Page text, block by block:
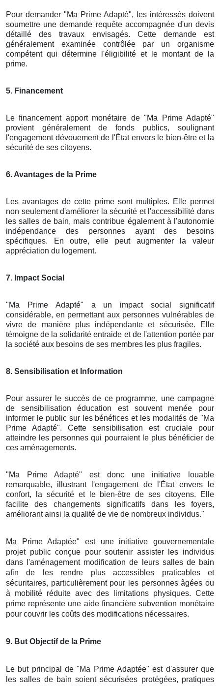
Pour demander "Ma Prime Adapté", les intéressés doivent
soumettre une demande requête accompagnée d'un devis
détaillé des travaux envisagés. Cette demande est
généralement examinée contrôlée par un organisme
compétent qui détermine l'éligibilité et le montant de la
prime.
5. Financement
Le financement apport monétaire de "Ma Prime Adapté"
provient généralement de fonds publics, soulignant
l'engagement dévouement de l'État envers le bien-être et la
sécurité de ses citoyens.
6. Avantages de la Prime
Les avantages de cette prime sont multiples. Elle permet
non seulement d'améliorer la sécurité et l'accessibilité dans
les salles de bain, mais contribue également à l'autonomie
indépendance des personnes ayant des besoins
spécifiques. En outre, elle peut augmenter la valeur
appréciation du logement.
7. Impact Social
"Ma Prime Adapté" a un impact social significatif
considérable, en permettant aux personnes vulnérables de
vivre de manière plus indépendante et sécurisée. Elle
témoigne de la solidarité entraide et de l'attention portée par
la société aux besoins de ses membres les plus fragiles.
8. Sensibilisation et Information
Pour assurer le succès de ce programme, une campagne
de sensibilisation éducation est souvent menée pour
informer le public sur les bénéfices et les modalités de "Ma
Prime Adapté". Cette sensibilisation est cruciale pour
atteindre les personnes qui pourraient le plus bénéficier de
ces aménagements.
"Ma Prime Adapté" est donc une initiative louable
remarquable, illustrant l'engagement de l'État envers le
confort, la sécurité et le bien-être de ses citoyens. Elle
facilite des changements significatifs dans les foyers,
améliorant ainsi la qualité de vie de nombreux individus."
Ma Prime Adaptée" est une initiative gouvernementale
projet public conçue pour soutenir assister les individus
dans l'aménagement modification de leurs salles de bain
afin de les rendre plus accessibles praticables et
sécuritaires, particulièrement pour les personnes âgées ou
à mobilité réduite avec des limitations physiques. Cette
prime représente une aide financière subvention monétaire
pour couvrir les coûts des modifications nécessaires.
9. But Objectif de la Prime
Le but principal de "Ma Prime Adaptée" est d'assurer que
les salles de bain soient sécurisées protégées, pratiques